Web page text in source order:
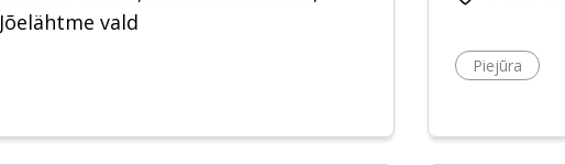
Jõelähtme vald
Piejūra